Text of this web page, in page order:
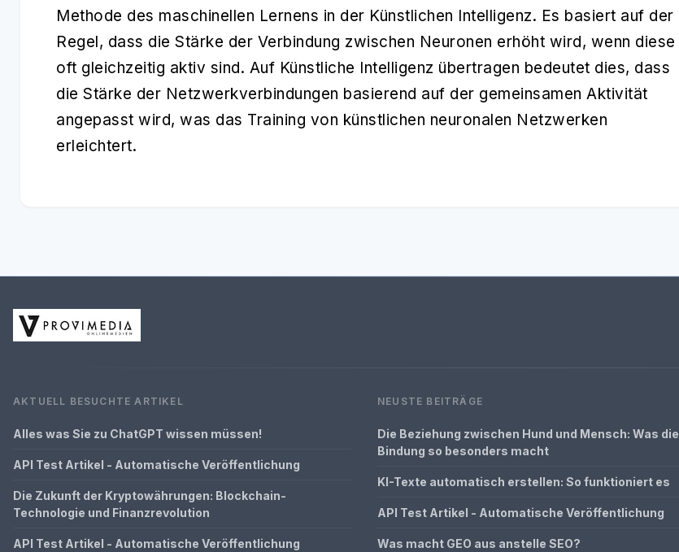
Methode des maschinellen Lernens in der Künstlichen Intelligenz. Es basiert auf der
Regel, dass die Stärke der Verbindung zwischen Neuronen erhöht wird, wenn diese
oft gleichzeitig aktiv sind. Auf Künstliche Intelligenz übertragen bedeutet dies, dass
die Stärke der Netzwerkverbindungen basierend auf der gemeinsamen Aktivität
angepasst wird, was das Training von künstlichen neuronalen Netzwerken
erleichtert.
AKTUELL BESUCHTE ARTIKEL
Alles was Sie zu ChatGPT wissen müssen!
API Test Artikel - Automatische Veröffentlichung
Die Zukunft der Kryptowährungen: Blockchain-
Technologie und Finanzrevolution
API Test Artikel - Automatische Veröffentlichung
NEUSTE BEITRÄGE
Die Beziehung zwischen Hund und Mensch: Was die
Bindung so besonders macht
KI-Texte automatisch erstellen: So funktioniert es
API Test Artikel - Automatische Veröffentlichung
Was macht GEO aus anstelle SEO?